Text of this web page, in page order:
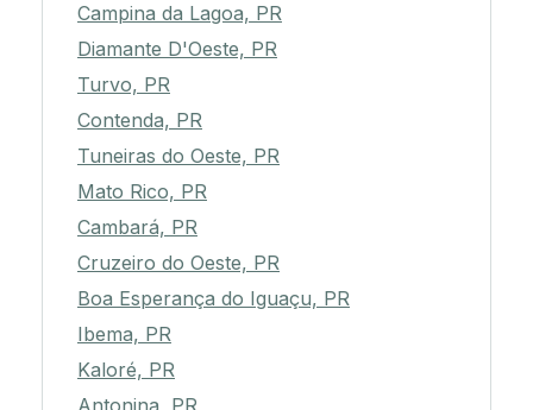
Campina da Lagoa, PR
Diamante D'Oeste, PR
Turvo, PR
Contenda, PR
Tuneiras do Oeste, PR
Mato Rico, PR
Cambará, PR
Cruzeiro do Oeste, PR
Boa Esperança do Iguaçu, PR
Ibema, PR
Kaloré, PR